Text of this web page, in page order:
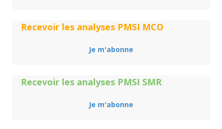
Recevoir les analyses PMSI MCO
Je m'abonne
Recevoir les analyses PMSI SMR
Je m'abonne